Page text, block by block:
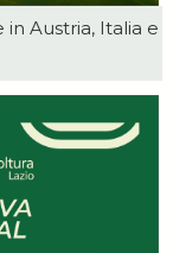
Austria, Italia e